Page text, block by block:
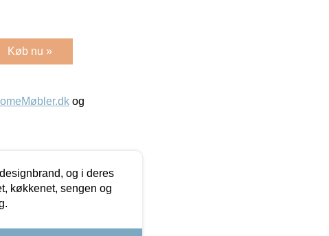
Køb nu »
og
og i deres
køkkenet, sengen og